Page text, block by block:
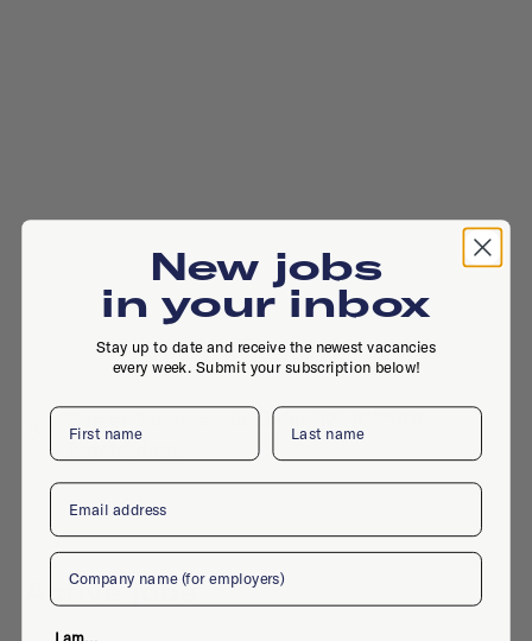
Bos en Lommerplantsoen 1Z, 1055AA,
Amsterdam
Active jobs
New jobs
in your inbox
Stay up to date and receive the newest vacancies
every week. Submit your subscription below!
First name Last name
Email
Company
I am...